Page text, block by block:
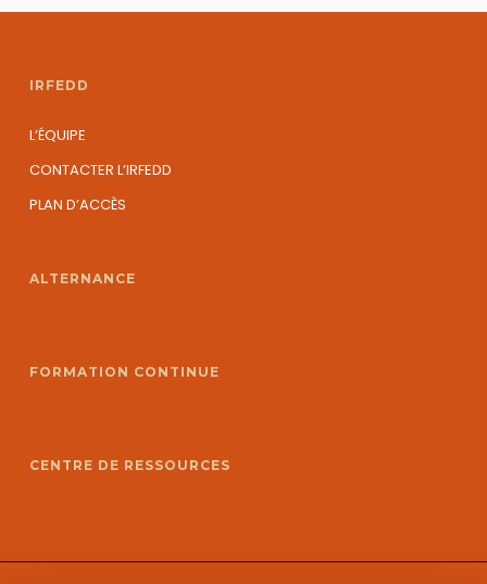
IRFEDD
L’ÉQUIPE
CONTACTER L’IRFEDD
PLAN D’ACCÈS
ALTERNANCE
FORMATION CONTINUE
CENTRE DE RESSOURCES